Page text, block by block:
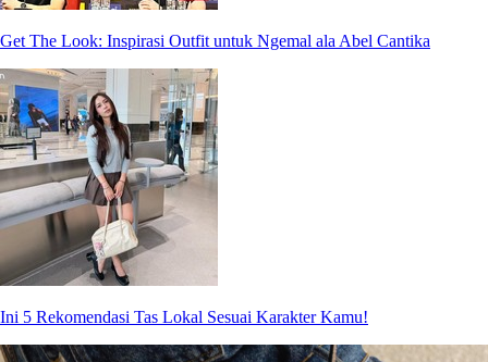
Get The Look: Inspirasi Outfit untuk Ngemal ala Abel Cantika
Ini 5 Rekomendasi Tas Lokal Sesuai Karakter Kamu!